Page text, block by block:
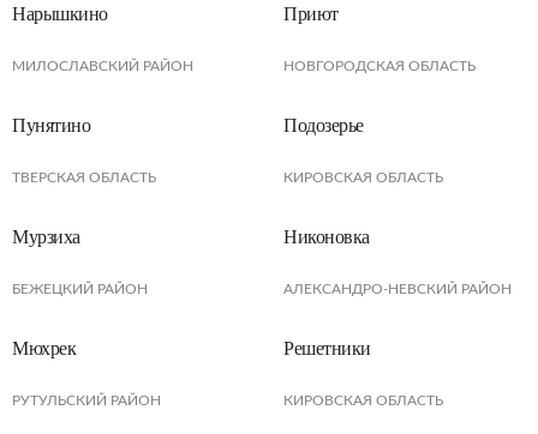
Нарышкино
МИЛОСЛАВСКИЙ РАЙОН
Приют
НОВГОРОДСКАЯ ОБЛАСТЬ
Пунятино
ТВЕРСКАЯ ОБЛАСТЬ
Подозерье
КИРОВСКАЯ ОБЛАСТЬ
Мурзиха
БЕЖЕЦКИЙ РАЙОН
Никоновка
АЛЕКСАНДРО-НЕВСКИЙ РАЙОН
Мюхрек
РУТУЛЬСКИЙ РАЙОН
Решетники
КИРОВСКАЯ ОБЛАСТЬ